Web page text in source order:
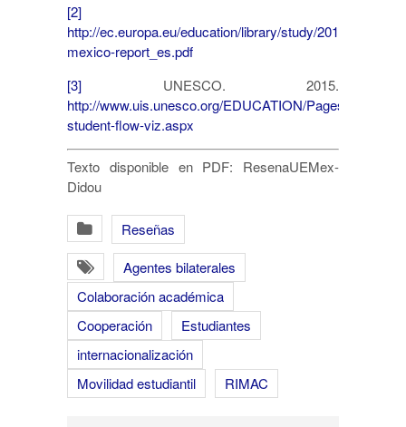
[2]
http://ec.europa.eu/education/library/study/2012/eu-
mexico-report_es.pdf
[3] UNESCO. 2015.
http://www.uis.unesco.org/EDUCATION/Pages/
student-flow-viz.aspx
Texto disponible en PDF: ResenaUEMex-
Didou
Reseñas
Agentes bilaterales
Colaboración académica
Cooperación
Estudiantes
internacionalización
Movilidad estudiantil
RIMAC